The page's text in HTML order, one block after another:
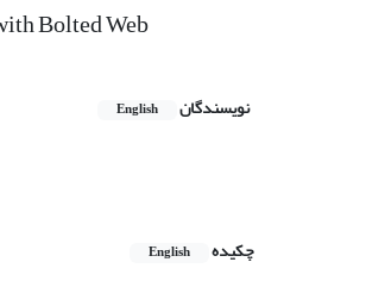
Bolted Web
نویسندگان English
چکیده
English